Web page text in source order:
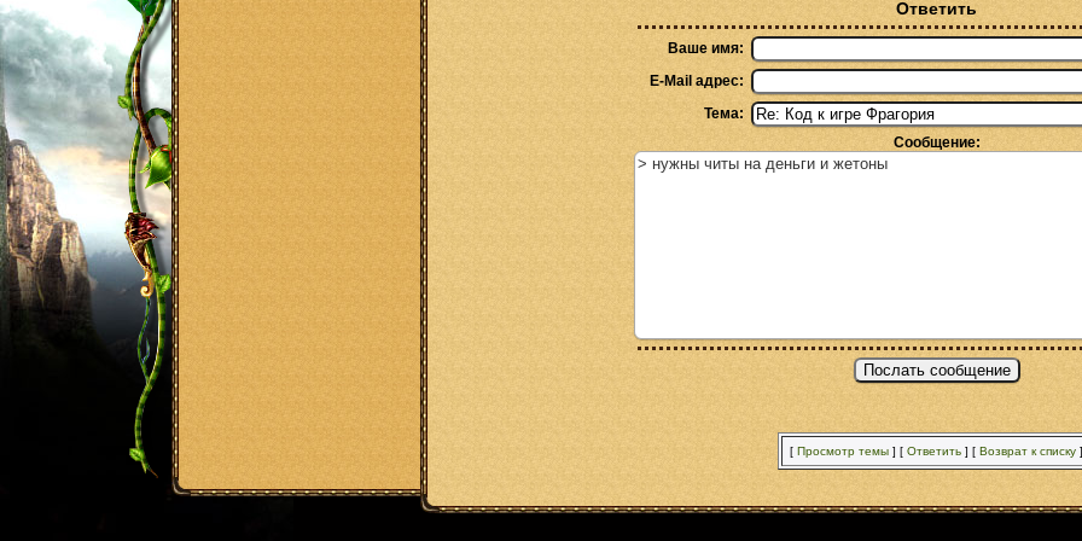
Ответить
Ваше имя:
E-Mail адрес:
Тема:
Сообщение:
[ Просмотр темы ] [ Ответить ] [ Возврат к списку ]